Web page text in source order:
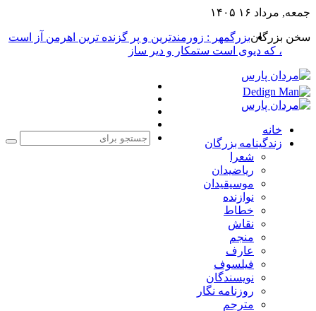
جمعه, مرداد ۱۶ ۱۴۰۵
سخن بزرگانبزرگمهر : زورمندترین و پر گزنده ترین اهرمن آز است
، که دیوی است ستمکار و دیر ساز
خانه
زندگینامه بزرگان
شعرا
ریاضیدان
موسیقیدان
نوازنده
خطاط
نقاش
منجم
عارف
فیلسوف
نویسندگان
روزنامه نگار
مترجم